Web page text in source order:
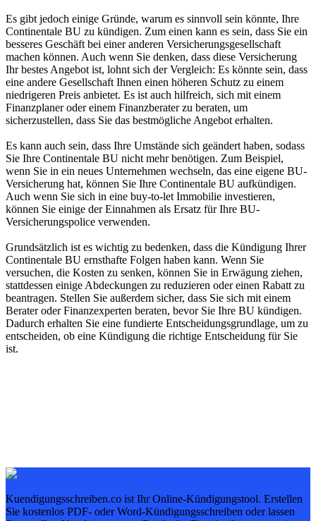
Es gibt jedoch einige Gründe, warum es sinnvoll sein könnte, Ihre
Continentale BU zu kündigen. Zum einen kann es sein, dass Sie ein
besseres Geschäft bei einer anderen Versicherungsgesellschaft
machen können. Auch wenn Sie denken, dass diese Versicherung
Ihr bestes Angebot ist, lohnt sich der Vergleich: Es könnte sein, dass
eine andere Gesellschaft Ihnen einen höheren Schutz zu einem
niedrigeren Preis anbietet. Es ist auch hilfreich, sich mit einem
Finanzplaner oder einem Finanzberater zu beraten, um
sicherzustellen, dass Sie das bestmögliche Angebot erhalten.
Es kann auch sein, dass Ihre Umstände sich geändert haben, sodass
Sie Ihre Continentale BU nicht mehr benötigen. Zum Beispiel,
wenn Sie in ein neues Unternehmen wechseln, das eine eigene BU-
Versicherung hat, können Sie Ihre Continentale BU aufkündigen.
Auch wenn Sie sich in eine buy-to-let Immobilie investieren,
können Sie einige der Einnahmen als Ersatz für Ihre BU-
Versicherungspolice verwenden.
Grundsätzlich ist es wichtig zu bedenken, dass die Kündigung Ihrer
Continentale BU ernsthafte Folgen haben kann. Wenn Sie
versuchen, die Kosten zu senken, können Sie in Erwägung ziehen,
stattdessen einige Abdeckungen zu reduzieren oder einen Rabatt zu
beantragen. Stellen Sie außerdem sicher, dass Sie sich mit einem
Berater oder Finanzexperten beraten, bevor Sie Ihre BU kündigen.
Dadurch erhalten Sie eine fundierte Entscheidungsgrundlage, um zu
entscheiden, ob eine Kündigung die richtige Entscheidung für Sie
ist.
Kuendigungsschreiben.co ist Ihr Online-Kündigungstool. Erstellen
Sie kostenlos PDF- oder Word-Kündigungsschreiben oder lassen